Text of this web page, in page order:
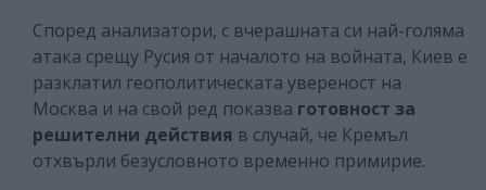
Според анализатори, с вчерашната си най-голяма
атака срещу Русия от началото на войната, Киев е
разклатил геополитическата увереност на
Москва и на свой ред показва готовност за
решителни действия в случай, че Кремъл
отхвърли безусловното временно примирие.